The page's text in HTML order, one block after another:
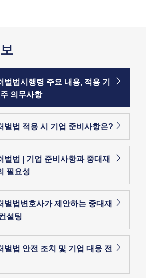
벌법시행령 주요 내용, 적용 기
의무사항
벌법 적용 시 기업 준비사항은?
벌법 | 기업 준비사항과 중대재
필요성
벌법변호사가 제안하는 중대재
설팅
벌법 안전 조치 및 기업 대응 전